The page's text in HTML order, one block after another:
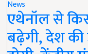
News
एथेनॉल से
बढ़ेगी, देश की